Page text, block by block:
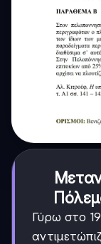
Γύρω στο